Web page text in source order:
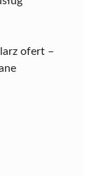
ofert –